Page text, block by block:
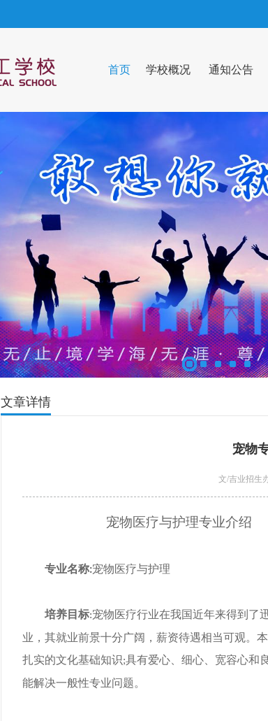
首页 学校概况 通知公告
文章详情
宠物
文/吉业招生
宠物医疗与护理专业介绍
专业名称:宠物医疗与护理
培养目标:宠物医疗行业在我国近年来得到了
业，其就业前景十分广阔，薪资待遇相当可观。
扎实的文化基础知识;具有爱心、细心、宽容心和
能解决一般性专业问题。